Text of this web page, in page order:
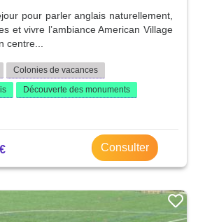
pour parler anglais naturellement,
et vivre l’ambiance American Village
centre...
Colonies de vacances
Découverte des monuments
Consulter